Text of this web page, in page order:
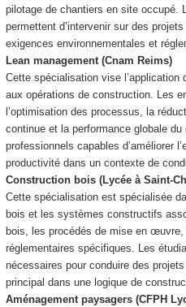
pilotage de chantiers en site occupé.
permettent d’intervenir sur des
exigences environnementales et
Lean management (Cnam Reims)
Cette spécialisation vise l’application
aux opérations de construction. Les
l’optimisation des processus, la
continue et la performance globale
professionnels capables d’améliorer
productivité dans un contexte de
Construction bois (Lycée à Saint-
Cette spécialisation est spécialisée
bois et les systèmes constructifs
bois, les procédés de mise en
réglementaires spécifiques. Les
nécessaires pour conduire des
principal dans une logique de
Aménagement paysagers (CFPH